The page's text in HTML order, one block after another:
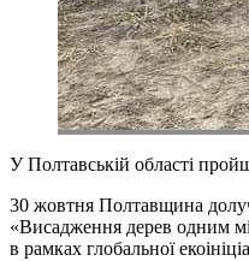
У Полтавській області
30 жовтня Полтавщина
«Висадження дерев одним
в рамках глобальної